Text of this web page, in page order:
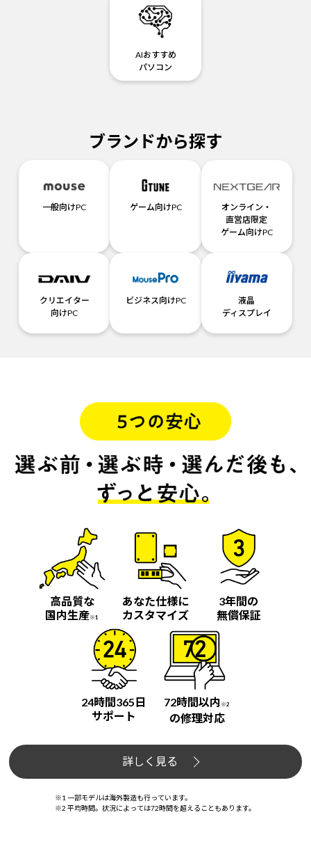
AIおすすめ
パソコン
ブランドから探す
一般向けPC ゲーム向けPC
オンライン・
直営店限定
ゲーム向けPC
クリエイター
向けPC
ビジネス向けPC
液晶
ディスプレイ
高品質な
国内生産※1
あなた仕様に
カスタマイズ
3年間の
無償保証
24時間365日
サポート
72時間以内 ※2
の修理対応
詳しく見る
※1 一部モデルは海外製造も行っています。
※2 平均時間。状況によっては72時間を超えることもあります。